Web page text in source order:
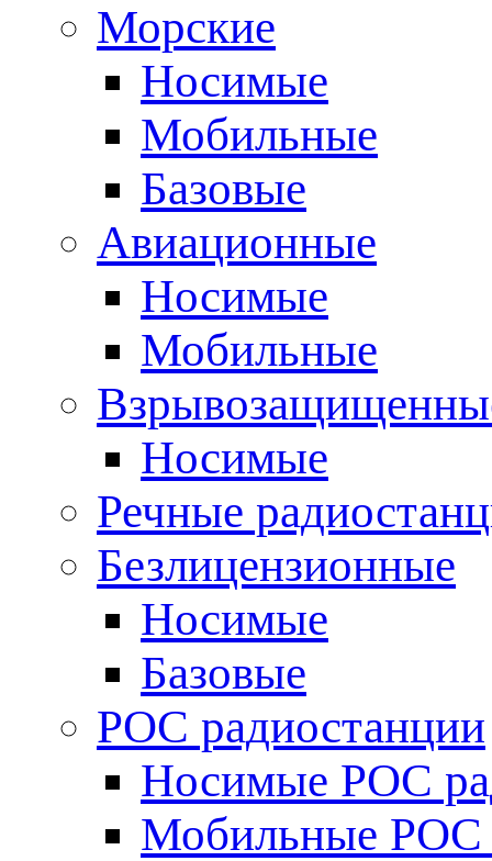
Морские
Носимые
Мобильные
Базовые
Авиационные
Носимые
Мобильные
Носимые
Речные
Безлицензионные
Носимые
Базовые
POC радиостанции
Носимые POC
Мобильные POC